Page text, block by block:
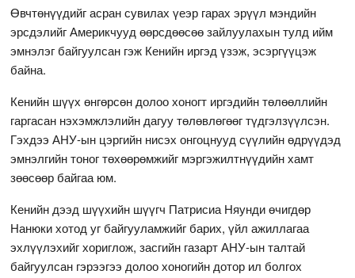
Өвчтөнүүдийг асран сувилах үеэр гарах эрүүл мэндийн
эрсдэлийг Америкчууд өөрсдөөсөө зайлуулахын тулд ийм
эмнэлэг байгуулсан гэж Кенийн иргэд үзэж, эсэргүүцэж
байна.
Кенийн шүүх өнгөрсөн долоо хоногт иргэдийн төлөөллийн
гаргасан нэхэмжлэлийн дагуу төлөвлөгөөг түдгэлзүүлсэн.
Гэхдээ АНУ-ын цэргийн нисэх онгоцнууд сүүлийн өдрүүдэд
эмнэлгийн тоног төхөөрөмжийг мэргэжилтнүүдийн хамт
зөөсөөр байгаа юм.
Кенийн дээд шүүхийн шүүгч Патрисиа Няунди өчигдөр
Нанюки хотод уг байгууламжийг барих, үйл ажиллагаа
эхлүүлэхийг хориглож, засгийн газарт АНУ-ын талтай
байгуулсан гэрээгээ долоо хоногийн дотор ил болгох